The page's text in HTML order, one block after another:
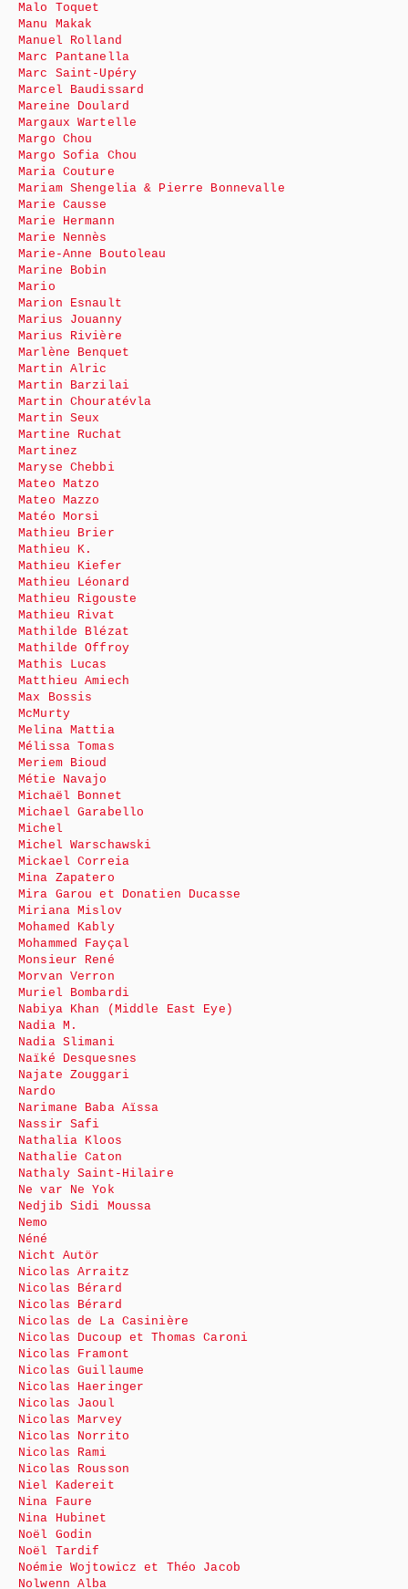
Malo Toquet
Manu Makak
Manuel Rolland
Marc Pantanella
Marc Saint-Upéry
Marcel Baudissard
Mareine Doulard
Margaux Wartelle
Margo Chou
Margo Sofia Chou
Maria Couture
Mariam Shengelia & Pierre Bonnevalle
Marie Causse
Marie Hermann
Marie Nennès
Marie-Anne Boutoleau
Marine Bobin
Mario
Marion Esnault
Marius Jouanny
Marius Rivière
Marlène Benquet
Martin Alric
Martin Barzilai
Martin Chouratévla
Martin Seux
Martine Ruchat
Martinez
Maryse Chebbi
Mateo Matzo
Mateo Mazzo
Matéo Morsi
Mathieu Brier
Mathieu K.
Mathieu Kiefer
Mathieu Léonard
Mathieu Rigouste
Mathieu Rivat
Mathilde Blézat
Mathilde Offroy
Mathis Lucas
Matthieu Amiech
Max Bossis
McMurty
Melina Mattia
Mélissa Tomas
Meriem Bioud
Métie Navajo
Michaël Bonnet
Michael Garabello
Michel
Michel Warschawski
Mickael Correia
Mina Zapatero
Mira Garou et Donatien Ducasse
Miriana Mislov
Mohamed Kably
Mohammed Fayçal
Monsieur René
Morvan Verron
Muriel Bombardi
Nabiya Khan (Middle East Eye)
Nadia M.
Nadia Slimani
Naïké Desquesnes
Najate Zouggari
Nardo
Narimane Baba Aïssa
Nassir Safi
Nathalia Kloos
Nathalie Caton
Nathaly Saint-Hilaire
Ne var Ne Yok
Nedjib Sidi Moussa
Nemo
Néné
Nicht Autör
Nicolas Arraitz
Nicolas Bérard
Nicolas Bérard
Nicolas de La Casinière
Nicolas Ducoup et Thomas Caroni
Nicolas Framont
Nicolas Guillaume
Nicolas Haeringer
Nicolas Jaoul
Nicolas Marvey
Nicolas Norrito
Nicolas Rami
Nicolas Rousson
Niel Kadereit
Nina Faure
Nina Hubinet
Noël Godin
Noël Tardif
Noémie Wojtowicz et Théo Jacob
Nolwenn Alba